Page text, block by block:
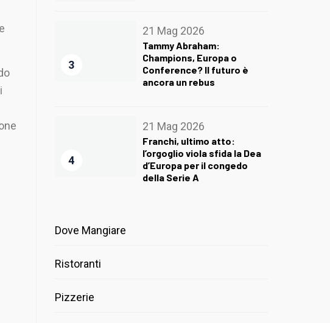
3
21 Mag 2026
Tammy Abraham:
Champions, Europa o
Conference? Il futuro è
ancora un rebus
4
21 Mag 2026
Franchi, ultimo atto:
l’orgoglio viola sfida la Dea
d’Europa per il congedo
della Serie A
Dove Mangiare
Ristoranti
Pizzerie